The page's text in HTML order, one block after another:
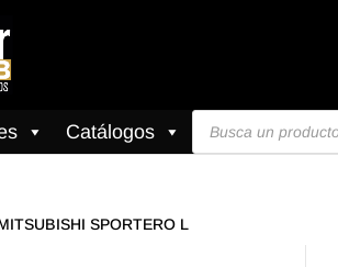
Catálogos
Búsqueda
SPORTERO L